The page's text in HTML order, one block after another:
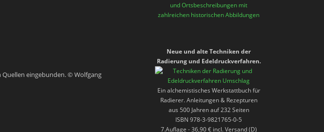
eingebunden. © Wolfgang
und Ortsbeschreibungen mit
zahlreichen historischen Abbildungen
Neue und alte Techniken der
Radierung und Edeldruckverfahren.
Ein alchemistisches Werkstattbuch für
Radierer. Anleitungen & Rezepturen
aus 500 Jahren auf 232 Seiten
ISBN 978-3-9821765-0-5
7.Auflage - 36,90 € incl. Versand (D)